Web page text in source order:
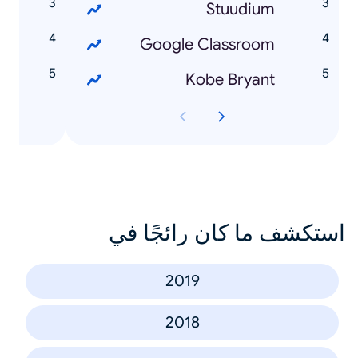
Stuudium
Google Classroom
Kobe Bryant
استكشف ما كان رائجًا في
2019
2018